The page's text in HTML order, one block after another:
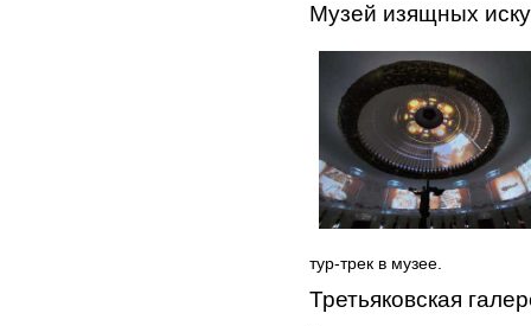
Музей изящных
тур-трек в музее.
Третьяковская